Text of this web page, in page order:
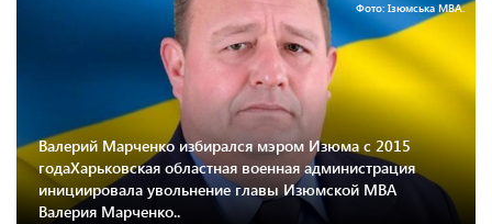
Фото: Ізюмська МВА.
Валерий Марченко избирался мэром Изюма с 2015
годаХарьковская областная военная администрация
инициировала увольнение главы Изюмской МВА
Валерия Марченко..